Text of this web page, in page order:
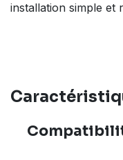
installation simple et